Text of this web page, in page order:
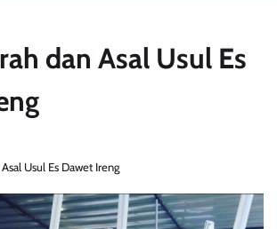
dan Asal Usul Es
Usul Es Dawet Ireng